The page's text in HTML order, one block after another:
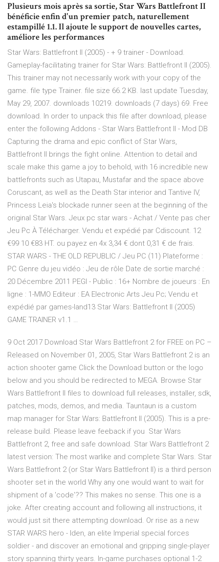
Plusieurs mois après sa sortie, Star Wars Battlefront II
bénéficie enfin d'un premier patch, naturellement
estampillé 1.1. Il ajoute le support de nouvelles cartes,
améliore les performances
Star Wars: Battlefront II (2005) - + 9 trainer - Download.
Gameplay-facilitating trainer for Star Wars: Battlefront II (2005).
This trainer may not necessarily work with your copy of the
game. file type Trainer. file size 66.2 KB. last update Tuesday,
May 29, 2007. downloads 10219. downloads (7 days) 69. Free
download. In order to unpack this file after download, please
enter the following Addons - Star Wars Battlefront II - Mod DB
Capturing the drama and epic conflict of Star Wars,
Battlefront II brings the fight online. Attention to detail and
scale make this game a joy to behold, with 16 incredible new
battlefronts such as Utapau, Mustafar and the space above
Coruscant, as well as the Death Star interior and Tantive IV,
Princess Leia's blockade runner seen at the beginning of the
original Star Wars. Jeux pc star wars - Achat / Vente pas cher
Jeu Pc À Télécharger. Vendu et expédié par Cdiscount. 12
€99 10 €83 HT. ou payez en 4x 3,34 € dont 0,31 € de frais.
STAR WARS - THE OLD REPUBLIC / Jeu PC (11) Plateforme :
PC Genre du jeu vidéo : Jeu de rôle Date de sortie marché :
20 Décembre 2011 PEGI - Public : 16+ Nombre de joueurs : En
ligne : 1-MMO Editeur : EA Electronic Arts Jeu Pc; Vendu et
expédié par games-land13 Star Wars: Battlefront II (2005)
GAME TRAINER v1.1 …
9 Oct 2017 Download Star Wars Battlefront 2 for FREE on PC –
Released on November 01, 2005, Star Wars Battlefront 2 is an
action shooter game Click the Download button or the logo
below and you should be redirected to MEGA. Browse Star
Wars Battlefront II files to download full releases, installer, sdk,
patches, mods, demos, and media. Tauntaun is a custom
map manager for Star Wars: Battlefront II (2005). This is a pre-
release build. Please leave feeback if you Star Wars
Battlefront 2, free and safe download. Star Wars Battlefront 2
latest version: The most warlike and complete Star Wars. Star
Wars Battlefront 2 (or Star Wars Battlefront II) is a third person
shooter set in the world Why any one would want to wait for
shipment of a 'code'?? This makes no sense. This one is a
joke. After creating account and following all instructions, it
would just sit there attempting download. Or rise as a new
STAR WARS hero - Iden, an elite Imperial special forces
soldier - and discover an emotional and gripping single-player
story spanning thirty years. In-game purchases optional 1-2